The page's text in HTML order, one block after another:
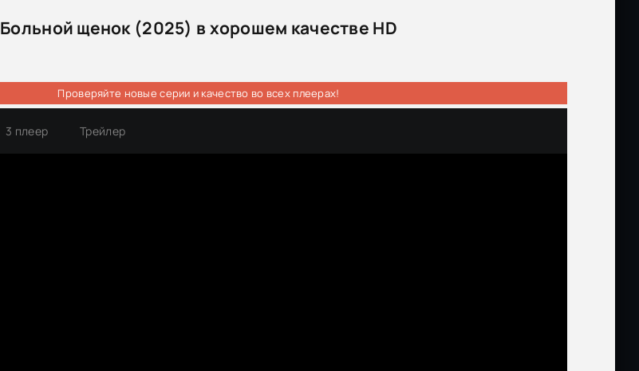
Больной щенок (2025) в хорошем качестве HD
Проверяйте новые серии и качество во всех плеерах!
3 плеер Трейлер